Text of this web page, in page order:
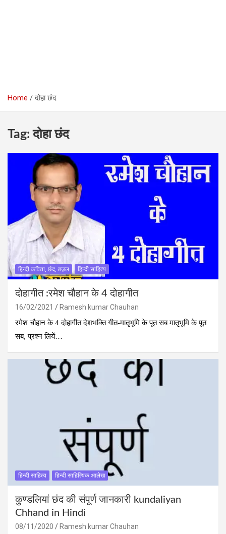
Home दोहा छंद
Tag:दोहा छंद
हिन्दी कविता, छंद, ग़ज़ल हिन्दी साहित्य
दोहागीत :रमेश चौहान के 4 दोहागीत
16/02/2021
Ramesh kumar Chauhan
रमेश चौहान के 4 दोहागीत देशभक्ति गीत-मातृभूमि के पूत सब मातृभूमि के पूत
सब, प्रश्न लियें…
हिन्दी साहित्य हिन्दी साहित्यिक आलेख
कुण्‍डलियां छंद की संपूर्ण जानकारी kundaliyan
Chhand in Hindi
08/11/2020
Ramesh kumar Chauhan